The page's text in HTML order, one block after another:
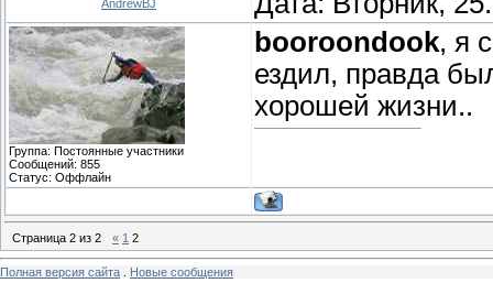
AndrewBJ
Группа: Постоянные участники
Сообщений: 855
Статус: Оффлайн
booroondook, я
ездил, правда
хорошей жизни..
Страница 2 из 2 « 1 2
Полная версия сайта Новые сообщения